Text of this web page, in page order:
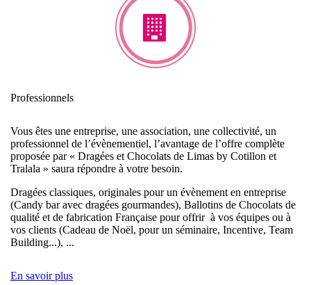
Professionnels
Vous êtes une entreprise, une association, une collectivité, un
professionnel de l’évènementiel, l’avantage de l’offre complète
proposée par « Dragées et Chocolats de Limas by Cotillon et
Tralala » saura répondre à votre besoin.
Dragées classiques, originales pour un évènement en entreprise
(Candy bar avec dragées gourmandes), Ballotins de Chocolats de
qualité et de fabrication Française pour offrir à vos équipes ou à
vos clients (Cadeau de Noël, pour un séminaire, Incentive, Team
Building...), ...
En savoir plus